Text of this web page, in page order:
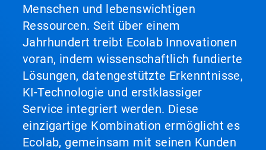
Menschen und lebenswichtigen
Ressourcen. Seit über einem
Jahrhundert treibt Ecolab Innovationen
voran, indem wissenschaftlich fundierte
Lösungen, datengestützte Erkenntnisse,
KI-Technologie und erstklassiger
Service integriert werden. Diese
einzigartige Kombination ermöglicht es
Ecolab, gemeinsam mit seinen Kunden